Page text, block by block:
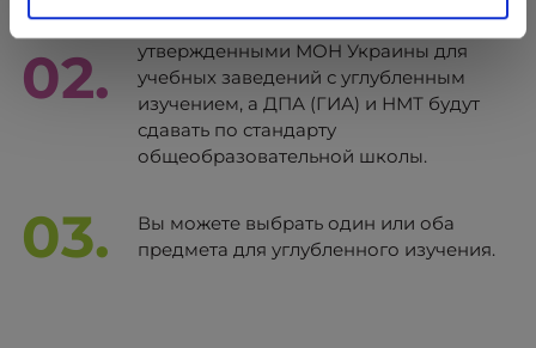
02.
учебными программами,
утвержденными МОН Украины для
учебных заведений с углубленным
изучением, а ДПА (ГИА) и НМТ будут
сдавать по стандарту
общеобразовательной школы.
03.
Вы можете выбрать один или оба
предмета для углубленного изучения.